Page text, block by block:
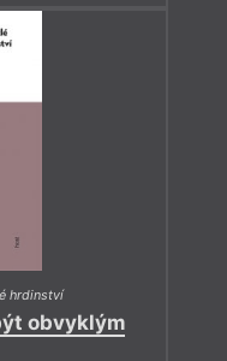
hrdinství
obvyklým